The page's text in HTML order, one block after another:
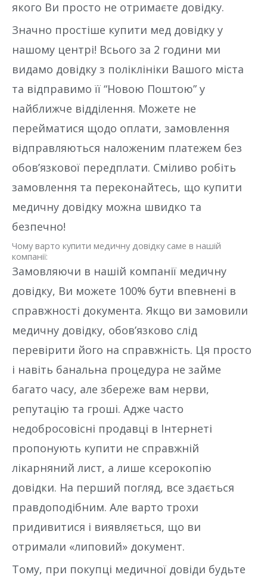
якого Ви просто не отримаєте довідку.
Значно простіше купити мед довідку у
нашому центрі! Всього за 2 години ми
видамо довідку з поліклініки Вашого міста
та відправимо її “Новою Поштою” у
найближче відділення. Можете не
перейматися щодо оплати, замовлення
відправляються наложеним платежем без
обов’язкової передплати. Сміливо робіть
замовлення та переконайтесь, що купити
медичну довідку можна швидко та
безпечно!
Чому варто купити медичну довідку саме в нашій
компанії:
Замовляючи в нашій компанії медичну
довідку, Ви можете 100% бути впевнені в
справжності документа. Якщо ви замовили
медичну довідку, обов’язково слід
перевірити його на справжність. Ця просто
і навіть банальна процедура не займе
багато часу, але збереже вам нерви,
репутацію та гроші. Адже часто
недобросовісні продавці в Інтернеті
пропонують купити не справжній
лікарняний лист, а лише ксерокопію
довідки. На перший погляд, все здається
правдоподібним. Але варто трохи
придивитися і виявляється, що ви
отримали «липовий» документ.
Тому, при покупці медичної довіди будьте